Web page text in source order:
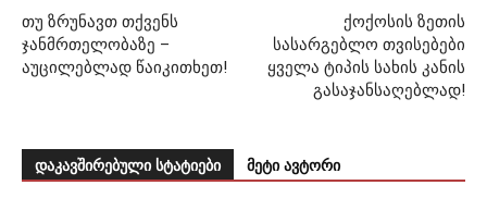
თუ ზრუნავთ თქვენს
ჯანმრთელობაზე –
აუცილებლად წაიკითხეთ!
ქოქოსის ზეთის
სასარგებლო თვისებები
ყველა ტიპის სახის კანის
გასაჯანსაღებლად!
დაკავშირებული სტატიები მეტი ავტორი